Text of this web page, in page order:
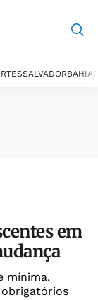
SALVADORBAHIA
em
mínima,